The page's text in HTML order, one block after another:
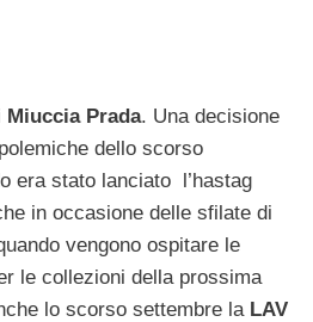
Miuccia Prada. Una decisione
dello scorso
era stato lanciato l’hastag
in occasione delle sfilate di
vengono ospitare le
le collezioni della prossima
lo scorso settembre la LAV